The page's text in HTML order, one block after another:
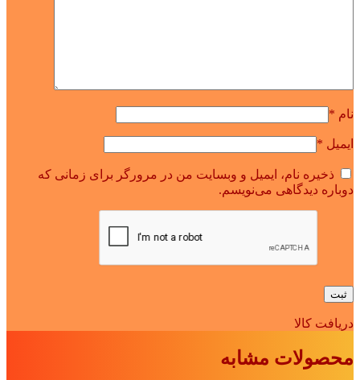
نام *
ایمیل *
ذخیره نام، ایمیل و وبسایت من در مرورگر برای زمانی که
دوباره دیدگاهی می‌نویسم.
دریافت کالا
محصولات مشابه